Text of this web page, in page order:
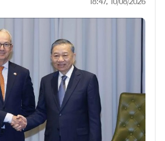
18:47, 10/08/2026